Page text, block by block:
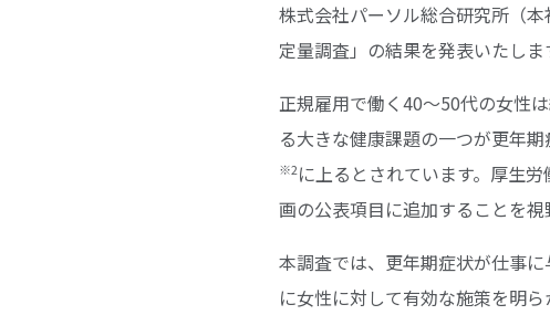
株式会社パーソル総合研究所（
定量調査」の結果を発表いたしま
正規雇用で働く40〜50代の女性
る大きな健康課題の一つが更年
※2に上るとされています。厚生
画の公表項目に追加することを視
本調査では、更年期症状が仕事
に女性に対して有効な施策を明ら